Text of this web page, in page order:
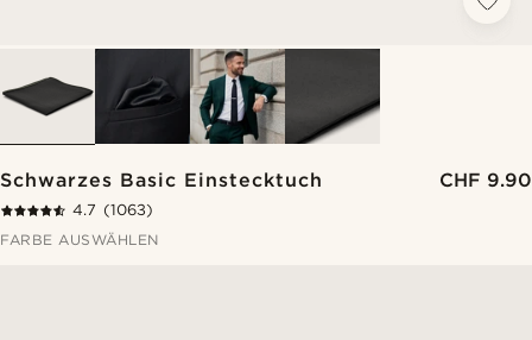
Schwarzes Basic Einstecktuch CHF 9.90
4.7 (1063)
FARBE AUSWÄHLEN